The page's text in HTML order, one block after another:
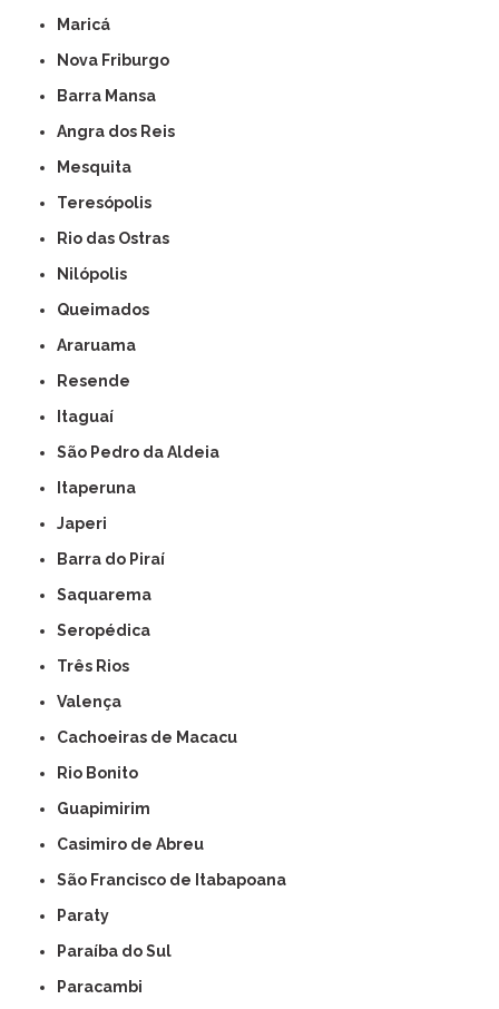
Maricá
Nova Friburgo
Barra Mansa
Angra dos Reis
Mesquita
Teresópolis
Rio das Ostras
Nilópolis
Queimados
Araruama
Resende
Itaguaí
São Pedro da Aldeia
Itaperuna
Japeri
Barra do Piraí
Saquarema
Seropédica
Três Rios
Valença
Cachoeiras de Macacu
Rio Bonito
Guapimirim
Casimiro de Abreu
São Francisco de Itabapoana
Paraty
Paraíba do Sul
Paracambi